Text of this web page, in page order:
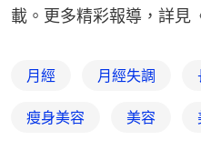
載。更多精彩報導，詳見
月經 月經失調
瘦身美容 美容